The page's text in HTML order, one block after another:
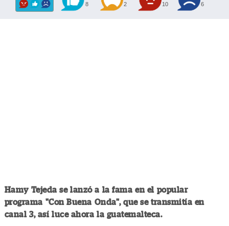
8 2 10 6
Hamy Tejeda se lanzó a la fama en el popular
programa "Con Buena Onda", que se transmitía en
canal 3, así luce ahora la guatemalteca.